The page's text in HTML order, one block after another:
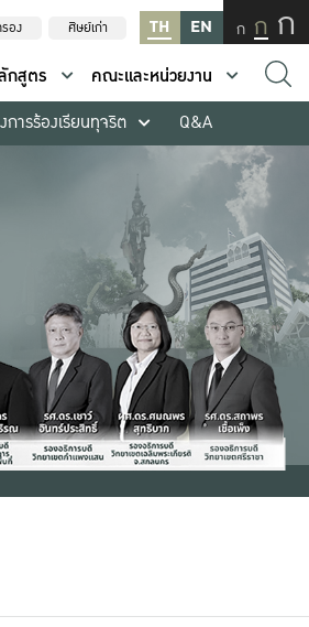
อง ศิษย์เก่า TH EN ก ก ก
กสูตร
คณะและหน่วยงาน
การร้องเรียนทุจริต Q&A